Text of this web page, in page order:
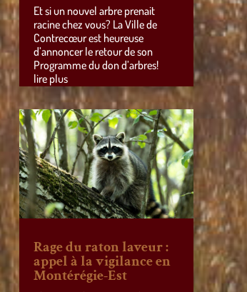
Et si un nouvel arbre prenait
racine chez vous? La Ville de
Contrecœur est heureuse
d’annoncer le retour de son
Programme du don d’arbres!
lire plus
Rage du raton laveur :
appel à la vigilance en
Montérégie-Est